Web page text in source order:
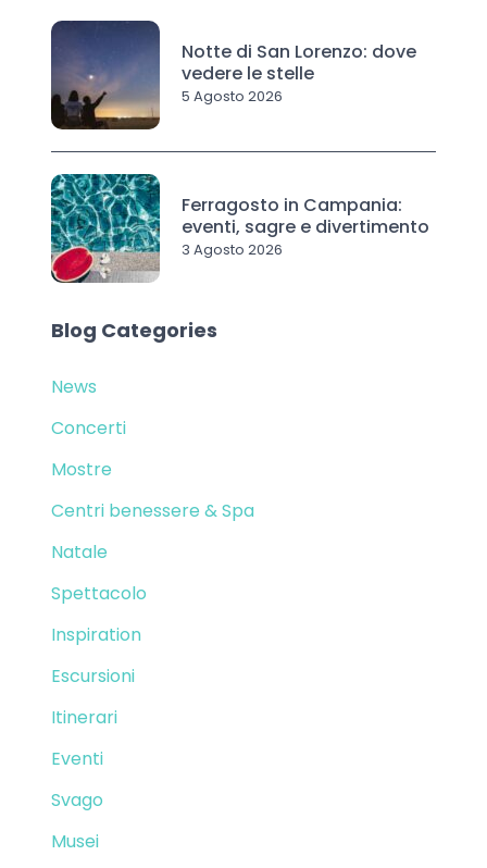
Notte di San Lorenzo: dove
vedere le stelle
5 Agosto 2026
Ferragosto in Campania:
eventi, sagre e divertimento
3 Agosto 2026
Blog Categories
News
Concerti
Mostre
Centri benessere & Spa
Natale
Spettacolo
Inspiration
Escursioni
Itinerari
Eventi
Svago
Musei